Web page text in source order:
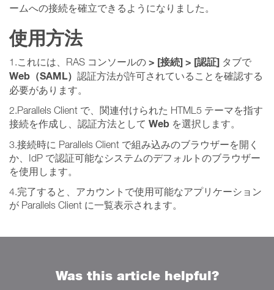
ームへの接続を確立できるようになりました。
使用方法
1.これには、RAS コンソールの > [接続] > [認証] タブで
Web（SAML） 認証方法が許可されていることを確認する
必要があります。
2.Parallels Client で、関連付けられた HTML5 テーマを指す
接続を作成し、認証方法として Web を選択します。
3.接続時に Parallels Client で組み込みのブラウザーを開く
か、IdP で認証可能なシステムのデフォルトのブラウザー
を使用します。
4.完了すると、アカウントで使用可能なアプリケーション
が Parallels Client に一覧表示されます。
Was this article helpful?